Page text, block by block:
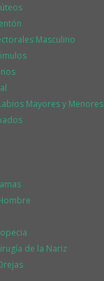
Masculino
Mayores y Menores
de la Nariz